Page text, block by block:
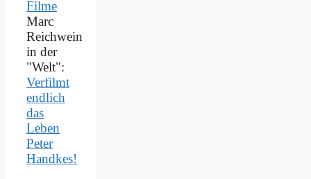
Marc
Reichwein
in der
"Welt":
Verfilmt
endlich
das
Leben
Peter
Handkes!